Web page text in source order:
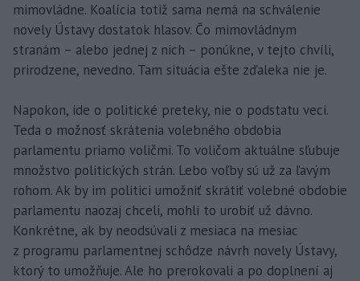
mimovládne. Koalícia totiž sama nemá na schválenie
novely Ústavy dostatok hlasov. Čo mimovládnym
stranám – alebo jednej z nich – ponúkne, v tejto chvíli,
prirodzene, nevedno. Tam situácia ešte zďaleka nie je.
Napokon, ide o politické preteky, nie o podstatu veci.
Teda o možnosť skrátenia volebného obdobia
parlamentu priamo voličmi. To voličom aktuálne sľubuje
množstvo politických strán. Lebo voľby sú už za ľavým
rohom. Ak by im politici umožniť skrátiť volebné obdobie
parlamentu naozaj chceli, mohli to urobiť už dávno.
Konkrétne, ak by neodsúvali z mesiaca na mesiac
z programu parlamentnej schôdze návrh novely Ústavy,
ktorý to umožňuje. Ale ho prerokovali a po doplnení aj